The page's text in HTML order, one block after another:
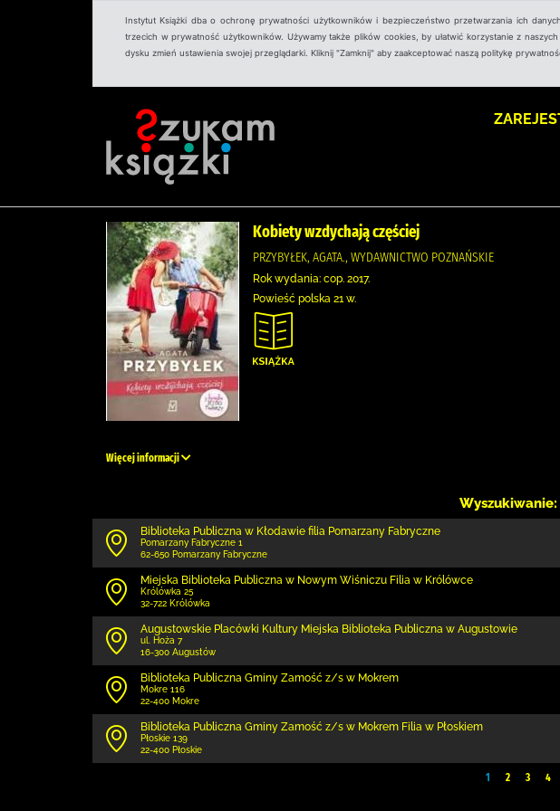
Instytut Książki dba o ochronę prywatności użytkowników i bezpieczeństwo przetwarzania ich
trzecich w prywatność użytkowników. Używamy także plików cookies, by ułatwić korzystanie z
dysku zmień ustawienia swojej przeglądarki. Kliknij "Zamknij" aby zaakceptować naszą politykę
Kobiety wzdychają częściej
PRZYBYŁEK, AGATA., WYDAWNICTWO POZNAŃSKIE
Rok wydania: cop. 2017.
Powieść polska 21 w.
Więcej informacji
Wyszukiwanie:
Biblioteka Publiczna w Kłodawie filia Pomarzany Fabryczne
Pomarzany Fabryczne 1
62-650 Pomarzany Fabryczne
Miejska Biblioteka Publiczna w Nowym Wiśniczu Filia w Królówce
Królówka 25
32-722 Królówka
Augustowskie Placówki Kultury Miejska Biblioteka Publiczna w Augustowie
ul. Hoża 7
16-300 Augustów
Biblio­teka Publiczna Gminy Zamość z/s w Mokrem
Mokre 116
22-400 Mokre
Biblio­teka Publiczna Gminy Zamość z/s w Mokrem Filia w Płoskiem
Płoskie 139
22-400 Płoskie
1 2 3 4